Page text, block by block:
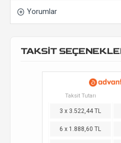
Yorumlar
TAKSİT
Taksit Tutarı
3 x 3.522,44 TL
6 x 1.888,60 TL